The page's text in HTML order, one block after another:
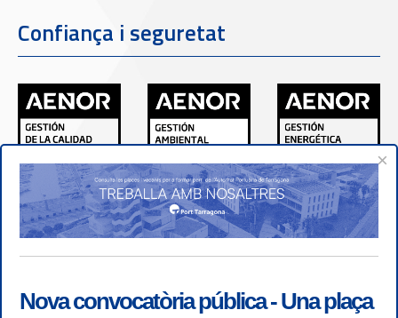
Confiança i seguretat
×
Nova convocatòria pública - Una plaça